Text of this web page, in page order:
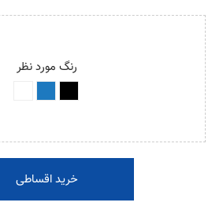
رنگ مورد نظر
خرید اقساطی